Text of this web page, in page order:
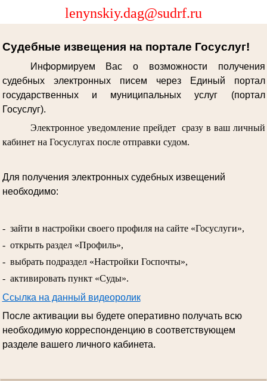
lenynskiy.dag@sudrf.ru
Судебные извещения на портале Госуслуг!
Информируем Вас о возможности получения
судебных электронных писем через Единый портал
государственных и муниципальных услуг (портал
Госуслуг).
Электронное уведомление прейдет сразу в ваш личный
кабинет на Госуслугах после отправки судом.
Для получения электронных судебных извещений
необходимо:
- зайти в настройки своего профиля на сайте «Госуслуги»,
- открыть раздел «Профиль»,
- выбрать подраздел «Настройки Госпочты»,
- активировать пункт «Суды».
Ссылка на данный видеоролик
После активации вы будете оперативно получать всю
необходимую корреспонденцию в соответствующем
разделе вашего личного кабинета.